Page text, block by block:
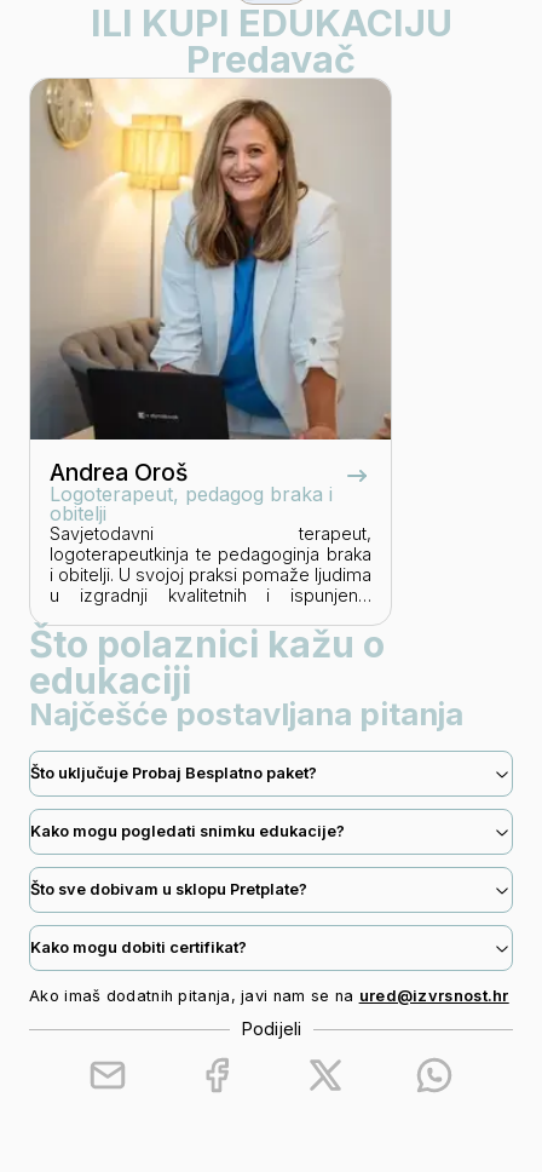
ILI KUPI EDUKACIJU
Predavač
Andrea Oroš
Logoterapeut, pedagog braka i
obitelji
Savjetodavni terapeut,
logoterapeutkinja te pedagoginja braka
i obitelji. U svojoj praksi pomaže ljudima
u izgradnji kvalitetnih i ispunjenih
edukaciju. Predsjednica udruge
Poduzetništvo s povjerenjem i stručni
volonter u obiteljskom savjetovalištu
Caritasa. Uz formalno obrazovanje u
ekonomiji poduzetništva, završila je
vještine za pružanje kvalitetne podrške i
savjetovanja.
Što polaznici kažu o
edukaciji
Najčešće postavljana pitanja
Što uključuje Probaj Besplatno paket?
Kako mogu pogledati snimku edukacije?
Što sve dobivam u sklopu Pretplate?
Kako mogu dobiti certifikat?
Ako imaš dodatnih pitanja, javi nam se na ured@izvrsnost.hr
Podijeli